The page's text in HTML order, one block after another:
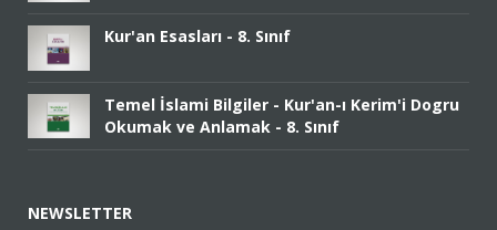
Kur'an Esasları - 8. Sınıf
Temel İslami Bilgiler - Kur'an-ı Kerim'i Dogru
Okumak ve Anlamak - 8. Sınıf
NEWSLETTER